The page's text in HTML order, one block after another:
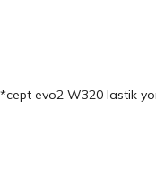
evo2 W320 lastik